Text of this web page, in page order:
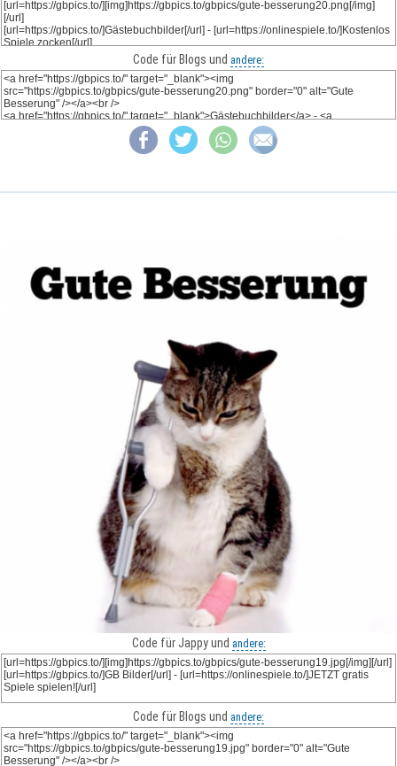
Code für Blogs und andere:
Code für Jappy und andere:
Code für Blogs und andere: